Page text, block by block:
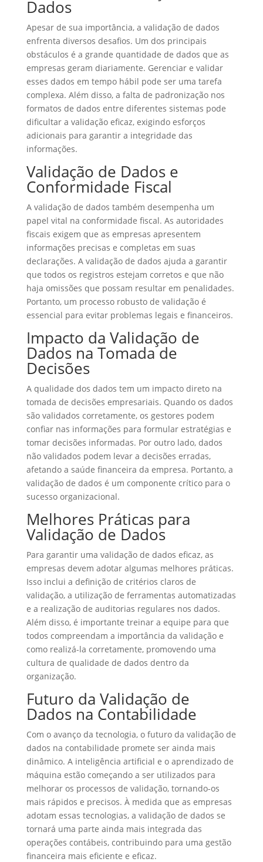
Dados
Apesar de sua importância, a validação de dados
enfrenta diversos desafios. Um dos principais
obstáculos é a grande quantidade de dados que as
empresas geram diariamente. Gerenciar e validar
esses dados em tempo hábil pode ser uma tarefa
complexa. Além disso, a falta de padronização nos
formatos de dados entre diferentes sistemas pode
dificultar a validação eficaz, exigindo esforços
adicionais para garantir a integridade das
informações.
Validação de Dados e
Conformidade Fiscal
A validação de dados também desempenha um
papel vital na conformidade fiscal. As autoridades
fiscais exigem que as empresas apresentem
informações precisas e completas em suas
declarações. A validação de dados ajuda a garantir
que todos os registros estejam corretos e que não
haja omissões que possam resultar em penalidades.
Portanto, um processo robusto de validação é
essencial para evitar problemas legais e financeiros.
Impacto da Validação de
Dados na Tomada de
Decisões
A qualidade dos dados tem um impacto direto na
tomada de decisões empresariais. Quando os dados
são validados corretamente, os gestores podem
confiar nas informações para formular estratégias e
tomar decisões informadas. Por outro lado, dados
não validados podem levar a decisões erradas,
afetando a saúde financeira da empresa. Portanto, a
validação de dados é um componente crítico para o
sucesso organizacional.
Melhores Práticas para
Validação de Dados
Para garantir uma validação de dados eficaz, as
empresas devem adotar algumas melhores práticas.
Isso inclui a definição de critérios claros de
validação, a utilização de ferramentas automatizadas
e a realização de auditorias regulares nos dados.
Além disso, é importante treinar a equipe para que
todos compreendam a importância da validação e
como realizá-la corretamente, promovendo uma
cultura de qualidade de dados dentro da
organização.
Futuro da Validação de
Dados na Contabilidade
Com o avanço da tecnologia, o futuro da validação de
dados na contabilidade promete ser ainda mais
dinâmico. A inteligência artificial e o aprendizado de
máquina estão começando a ser utilizados para
melhorar os processos de validação, tornando-os
mais rápidos e precisos. À medida que as empresas
adotam essas tecnologias, a validação de dados se
tornará uma parte ainda mais integrada das
operações contábeis, contribuindo para uma gestão
financeira mais eficiente e eficaz.